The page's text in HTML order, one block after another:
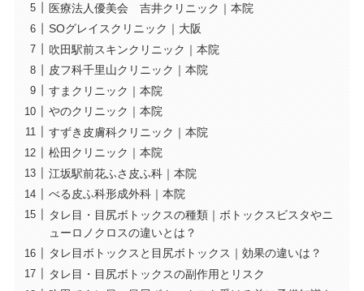
医療法人優美会 吉井クリニック｜本院
SOグレイスクリニック｜大阪
吹田駅前スキンクリニック｜本院
皮フ科千里山クリニック｜本院
すまクリニック｜本院
やのクリニック｜本院
すずき皮膚科クリニック｜本院
松田クリニック｜本院
江坂駅前花ふさ皮ふ科｜本院
べる皮ふ科形成外科｜本院
タレ目・目尻ボトックスの種類｜ボトックスビスタやニ
ューロノクロスの違いとは？
タレ目ボトックスと目尻ボトックス｜効果の違いは？
タレ目・目尻ボトックスの副作用とリスク